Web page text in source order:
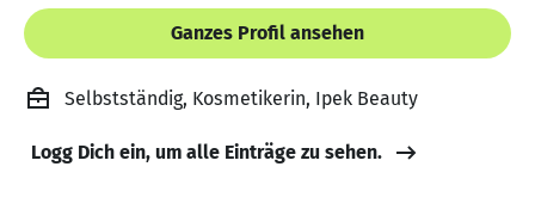
Ganzes Profil ansehen
Selbstständig, Kosmetikerin, Ipek Beauty
Logg Dich ein, um alle Einträge zu sehen.